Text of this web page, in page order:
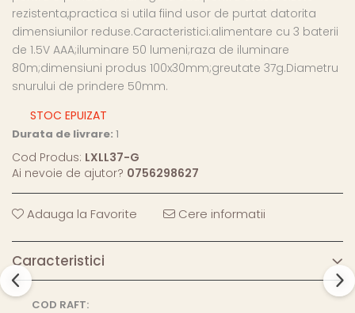
rezistenta,practica si utila fiind usor de purtat datorita
dimensiunilor reduse.Caracteristici:alimentare cu 3 baterii
de 1.5V AAA;iluminare 50 lumeni;raza de iluminare
80m;dimensiuni produs 100x30mm;greutate 37g.Diametru
snurului de prindere 50mm.
STOC EPUIZAT
Durata de livrare: 1
Cod Produs: LXLL37-G
Ai nevoie de ajutor? 0756298627
Adauga la Favorite Cere informatii
Caracteristici
COD RAFT: